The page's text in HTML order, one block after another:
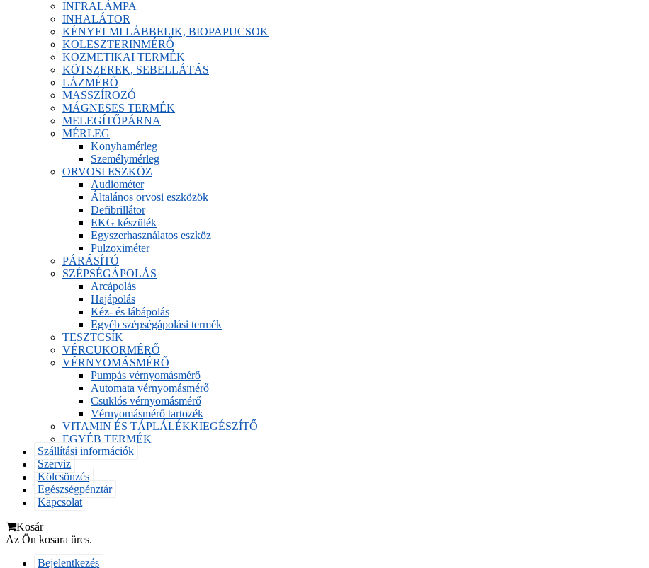
INFRALÁMPA
INHALÁTOR
KÉNYELMI LÁBBELIK, BIOPAPUCSOK
KOLESZTERINMÉRŐ
KOZMETIKAI TERMÉK
KÖTSZEREK, SEBELLÁTÁS
LÁZMÉRŐ
MASSZÍROZÓ
MÁGNESES TERMÉK
MELEGÍTŐPÁRNA
MÉRLEG
Konyhamérleg
Személymérleg
ORVOSI ESZKÖZ
Audiométer
Általános orvosi eszközök
Defibrillátor
EKG készülék
Egyszerhasználatos eszköz
Pulzoximéter
PÁRÁSÍTÓ
SZÉPSÉGÁPOLÁS
Arcápolás
Hajápolás
Kéz- és lábápolás
Egyéb szépségápolási termék
TESZTCSÍK
VÉRCUKORMÉRŐ
VÉRNYOMÁSMÉRŐ
Pumpás vérnyomásmérő
Automata vérnyomásmérő
Csuklós vérnyomásmérő
Vérnyomásmérő tartozék
VITAMIN ÉS TÁPLÁLÉKKIEGÉSZÍTŐ
EGYÉB TERMÉK
Szállítási információk
Szerviz
Kölcsönzés
Egészségpénztár
Kapcsolat
Kosár
Az Ön kosara üres.
Bejelentkezés